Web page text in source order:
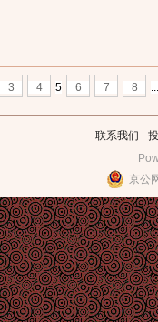
3 4 5 6 7 8 ...
联系我们 -
京公